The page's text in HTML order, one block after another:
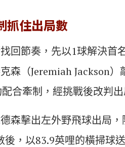
住出局數
回節奏，先以1球解決首
森（Jeremiah Jackson
合牽制，經挑戰後改判
森擊出左外野飛球出局
，以83.9英哩的橫掃球